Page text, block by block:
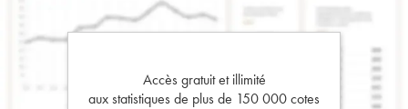
Accès gratuit et illimité
aux statistiques de plus de 150 000 cotes